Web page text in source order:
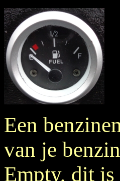
Een
van je
Empty, dit is